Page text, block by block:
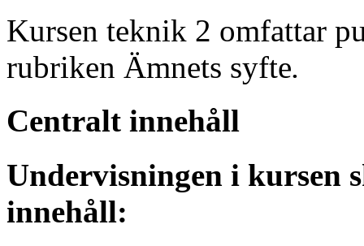
Kursen teknik 2 omfattar
rubriken Ämnets syfte.
Centralt innehåll
Undervisningen i kursen
innehåll: